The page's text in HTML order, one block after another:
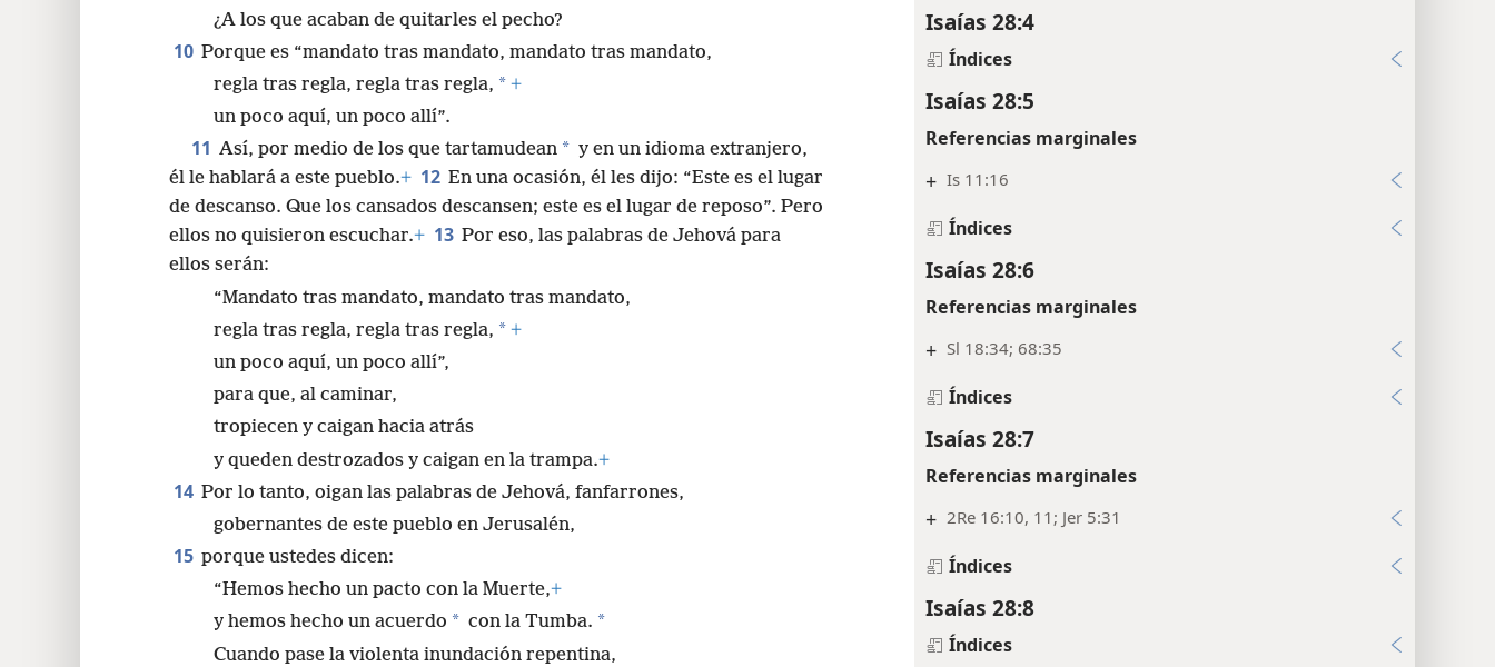
Isaías 28:4
Índices
Isaías 28:5
Referencias marginales
+ Is 11:16
Índices
Isaías 28:6
Referencias marginales
+ Sl 18:34; 68:35
Índices
Isaías 28:7
Referencias marginales
+ 2Re 16:10, 11; Jer 5:31
Índices
Isaías 28:8
Índices
¿A los que acaban de quitarles el pecho?
10 Porque es “mandato tras mandato, mandato tras mandato,
regla tras regla, regla tras regla, * +
un poco aquí, un poco allí”.
11 Así, por medio de los que tartamudean * y en un idioma extranjero,
él le hablará a este pueblo.+ 12 En una ocasión, él les dijo: “Este es el lugar
de descanso. Que los cansados descansen; este es el lugar de reposo”. Pero
ellos no quisieron escuchar.+ 13 Por eso, las palabras de Jehová para
ellos serán:
“Mandato tras mandato, mandato tras mandato,
regla tras regla, regla tras regla, * +
un poco aquí, un poco allí”,
para que, al caminar,
tropiecen y caigan hacia atrás
y queden destrozados y caigan en la trampa.+
14 Por lo tanto, oigan las palabras de Jehová, fanfarrones,
gobernantes de este pueblo en Jerusalén,
15 porque ustedes dicen:
“Hemos hecho un pacto con la Muerte,+
y hemos hecho un acuerdo * con la Tumba. *
Cuando pase la violenta inundación repentina,